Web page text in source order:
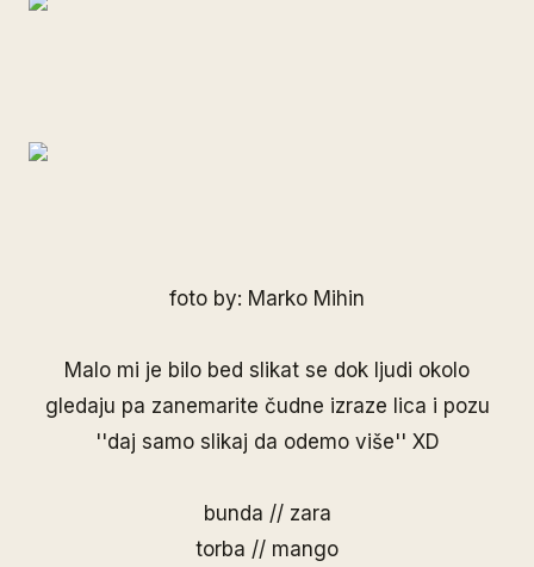
foto by: Marko Mihin
Malo mi je bilo bed slikat se dok ljudi okolo
gledaju pa zanemarite čudne izraze lica i pozu
''daj samo slikaj da odemo više'' XD
bunda // zara
torba // mango